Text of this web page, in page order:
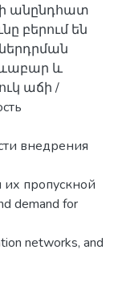
անընդհատ
բերում են
և
աճի /
внедрения
их пропускной
demand for
networks, and